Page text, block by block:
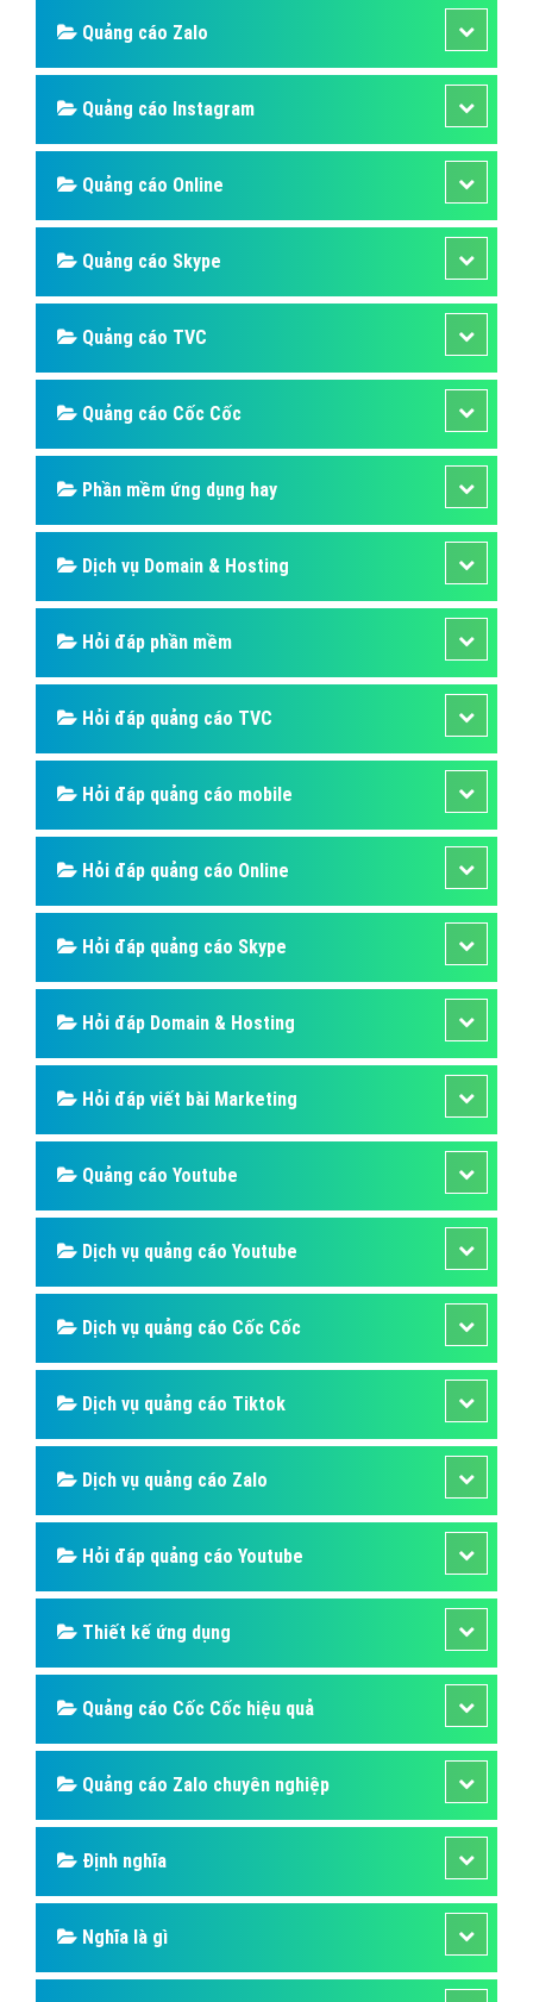
Quảng cáo Zalo
Quảng cáo Instagram
Quảng cáo Online
Quảng cáo Skype
Quảng cáo TVC
Quảng cáo Cốc Cốc
Phần mềm ứng dụng hay
Dịch vụ Domain & Hosting
Hỏi đáp phần mềm
Hỏi đáp quảng cáo TVC
Hỏi đáp quảng cáo mobile
Hỏi đáp quảng cáo Online
Hỏi đáp quảng cáo Skype
Hỏi đáp Domain & Hosting
Hỏi đáp viết bài Marketing
Quảng cáo Youtube
Dịch vụ quảng cáo Youtube
Dịch vụ quảng cáo Cốc Cốc
Dịch vụ quảng cáo Tiktok
Dịch vụ quảng cáo Zalo
Hỏi đáp quảng cáo Youtube
Thiết kế ứng dụng
Quảng cáo Cốc Cốc hiệu quả
Quảng cáo Zalo chuyên nghiệp
Định nghĩa
Nghĩa là gì